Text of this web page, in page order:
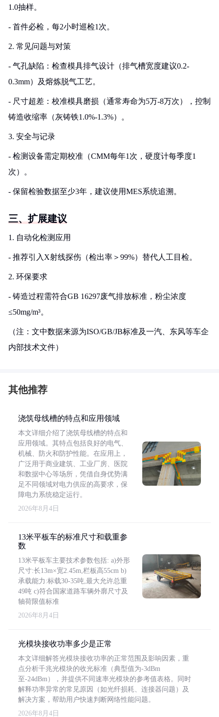
1.0抽样。
- 首件必检，每2小时巡检1次。
2. 常见问题与对策
- 气孔缺陷：检查模具排气设计（排气槽宽度建议0.2-
0.3mm）及熔炼脱气工艺。
- 尺寸超差：校准模具磨损（通常寿命为5万-8万次），控制
铸造收缩率（灰铸铁1.0%-1.3%）。
3. 安全与记录
- 检测设备需定期校准（CMM每年1次，硬度计每季度1
次）。
- 保留检验数据至少3年，建议使用MES系统追溯。
三、扩展建议
1. 自动化检测应用
- 推荐引入X射线探伤（检出率＞99%）替代人工目检。
2. 环保要求
- 铸造过程需符合GB 16297废气排放标准，粉尘浓度
≤50mg/m³。
（注：文中数据来源为ISO/GB/JB标准及一汽、东风等车企
内部技术文件）
其他推荐
浇筑母线槽的特点和应用领域
本文详细介绍了浇筑母线槽的特点和
应用领域。其特点包括良好的电气、
机械、防火和防护性能。在应用上，
广泛用于商业建筑、工业厂房、医院
和数据中心等场所，凭借自身优势满
足不同领域对电力供应的高要求，保
障电力系统稳定运行。
2026年8月4日
13米平板车的标准尺寸和载重参
数
13米平板车主要技术参数包括: a)外形
尺寸:长13m×宽2.45m,栏板高55cm b)
承载能力:标载30-35吨,最大允许总重
49吨 c)符合国家道路车辆外廓尺寸及
轴荷限值标准
2026年8月4日
光模块接收功率多少是正常
本文详细解答光模块接收功率的正常范围及影响因素，重
点分析千兆光模块的收光标准（典型值为-3dBm
至-24dBm），并提供不同速率光模块的参考值表格。同时
解释功率异常的常见原因（如光纤损耗、连接器问题）及
解决方案，帮助用户快速判断网络性能问题。
2026年8月4日